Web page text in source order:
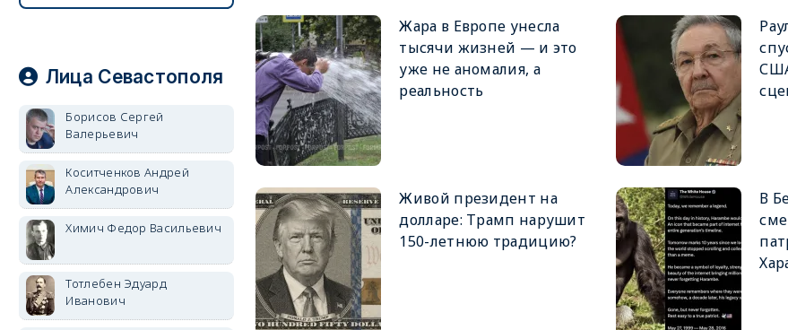
Жара в Европе унесла
тысячи жизней — и это
уже не аномалия, а
реальность
Живой президент на
долларе: Трамп нарушит
150-летнюю традицию?
В
Лица Севастополя
Борисов Сергей
Валерьевич
Коситченков Андрей
Александрович
Химич Федор Васильевич
Тотлебен Эдуард
Иванович